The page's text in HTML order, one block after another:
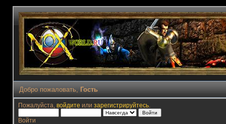
Добро пожаловать, Гость
Пожалуйста, войдите или зарегистрируйтесь.
Войти